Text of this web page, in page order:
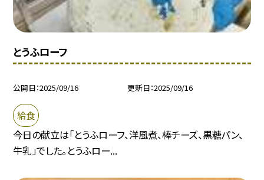
とうふローフ
公開日 2025/09/16 更新日 2025/09/16
給食
今日の献立は「とうふローフ、洋風煮、棒チーズ、黒糖パン、
牛乳」でした。とうふロー...